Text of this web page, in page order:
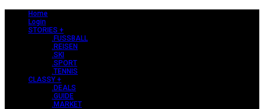
Home
Login
STORIES +
.FUSSBALL
.REISEN
.SKI
.SPORT
.TENNIS
CLASSY +
.DEALS
.GUIDE
.MARKET